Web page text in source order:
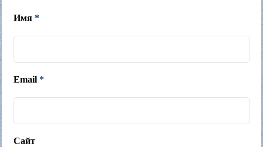
Имя *
Email *
Сайт